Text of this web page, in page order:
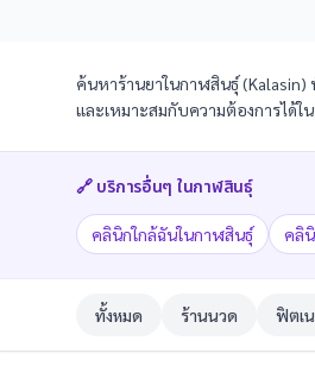
ค้นหาร้านยาในกาฬสินธุ์
และเหมาะสมกับความต้องการได้ใ
🔗 บริการอื่นๆ ในกาฬสินธุ์
คลินิกใกล้ฉันในกาฬสินธุ์ คลิ
ทั้งหมด ร้านนวด ฟิตเ